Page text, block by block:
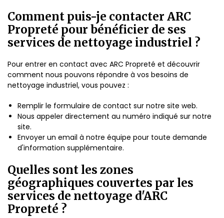
Comment puis-je contacter ARC
Propreté pour bénéficier de ses
services de nettoyage industriel ?
Pour entrer en contact avec ARC Propreté et découvrir
comment nous pouvons répondre à vos besoins de
nettoyage industriel, vous pouvez :
Remplir le formulaire de contact sur notre site web.
Nous appeler directement au numéro indiqué sur notre
site.
Envoyer un email à notre équipe pour toute demande
d'information supplémentaire.
Quelles sont les zones
géographiques couvertes par les
services de nettoyage d'ARC
Propreté ?